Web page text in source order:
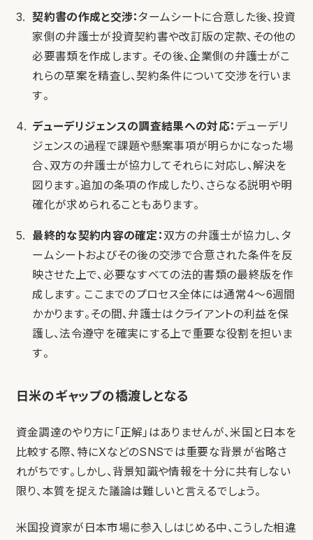
契約書の作成と交渉：タームシートに合意した後、投資
家側の弁護士が投資契約書や改訂版の定款、その他の
必要書類を作成します。 その後、企業側の弁護士がこ
れらの草案を精査し、契約条件について交渉を行いま
す。
デューデリジェンスの調査結果への対応： デューデリ
ジェンスの過程で課題や懸案事項が明らかになった場
合、双方の弁護士が協力してそれらに対応し、解決を
図ります。追加の条項の作成したり、さらなる説明や明
確化が求められることもあります。
最終的な契約内容の確定： 双方の弁護士が協力し、タ
ームシートおよびその後の交渉で合意された条件を反
映させた上で、必要なすべての法的書類の最終版を作
成します。 ここまでのプロセス全体には通常4～6週間
かかります。その間、弁護士はクライアントの利益を保
護し、法令遵守を確実にする上で重要な役割を担いま
す。
日米のギャップの橋渡しとなる
資金調達のやり方に「正解」はありませんが、米国と日本を
比較する際、特にXなどのSNSでは重要な背景が省略さ
れがちです。しかし、背景知識や情報を十分に共有しない
限り、本質を捉えた議論は難しいと言えるでしょう。
米国投資家が日本市場に参入しはじめる中、こうした相違